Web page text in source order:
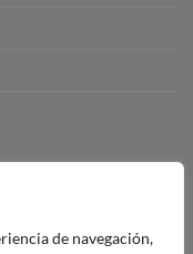
de navegación,